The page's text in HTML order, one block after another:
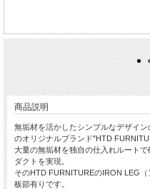
商品説明
無垢材を活かしたシンプルなデザイ
のオリジナルブランド"HTD
大量の無垢材を独自の仕入れルート
ダクトを実現。
そのHTD FURNITUREのIRON LEG
板節有りです。